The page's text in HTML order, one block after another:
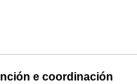
e coordinación